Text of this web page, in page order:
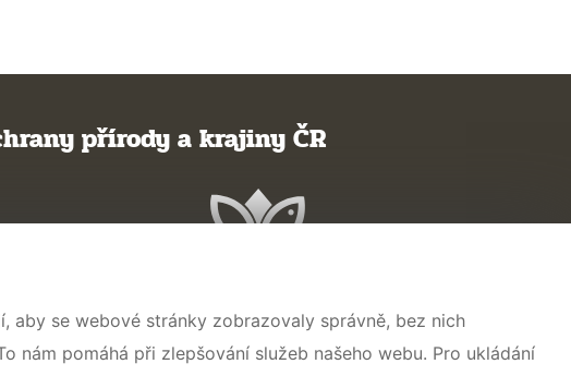
přírody a krajiny ČR
aby se webové stránky zobrazovaly správně, bez nich
nám pomáhá při zlepšování služeb našeho webu. Pro ukládání